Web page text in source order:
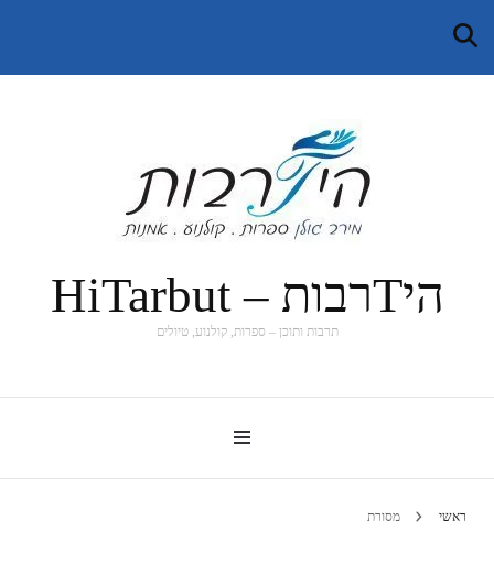
היTרבות – HiTarbut
תרבות ותוכן – ספרות, קולנוע, טיולים
ראשי מסורת